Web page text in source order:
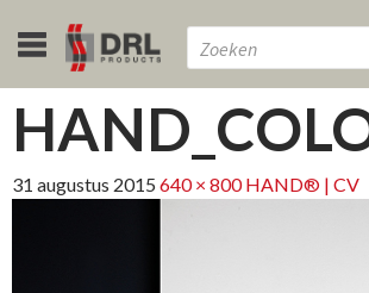
31 augustus 2015 640 × 800 HAND® | CV